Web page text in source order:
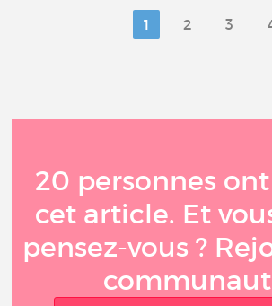
1 2 3
20 personnes
cet article. Et
pensez-vous ?